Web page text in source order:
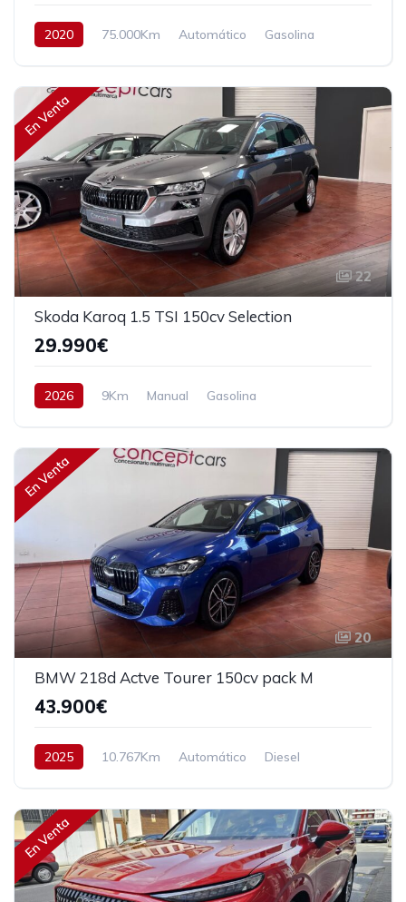
2020 75.000Km Automático
Gasolina
En Venta
22
Skoda Karoq 1.5 TSI 150cv Selection
29.990€
2026 9Km Manual
Gasolina
En Venta
20
BMW 218d Actve Tourer 150cv pack M
43.900€
2025 10.767Km Automático
Diesel
En Venta